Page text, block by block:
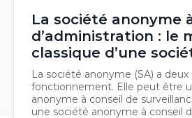
La société anonyme
d’administration : le
classique d’une
La société anonyme (SA) a
fonctionnement. Elle peut être
anonyme à conseil de
une société anonyme à conseil